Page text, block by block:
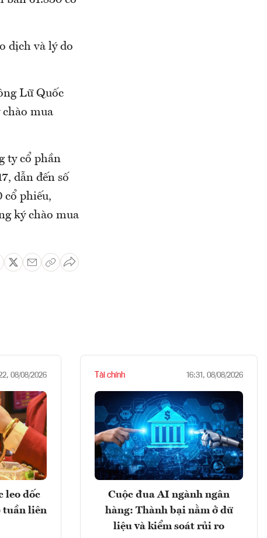
dịch và lý do
Lữ Quốc
mua
ty cổ phần
dẫn đến số
cổ phiếu,
ký chào mua
08/08/2026
leo dốc
tuần liên
Tài chính 16:31, 08/08/2026
Cuộc đua AI ngành ngân
hàng: Thành bại nằm ở dữ
liệu và kiểm soát rủi ro